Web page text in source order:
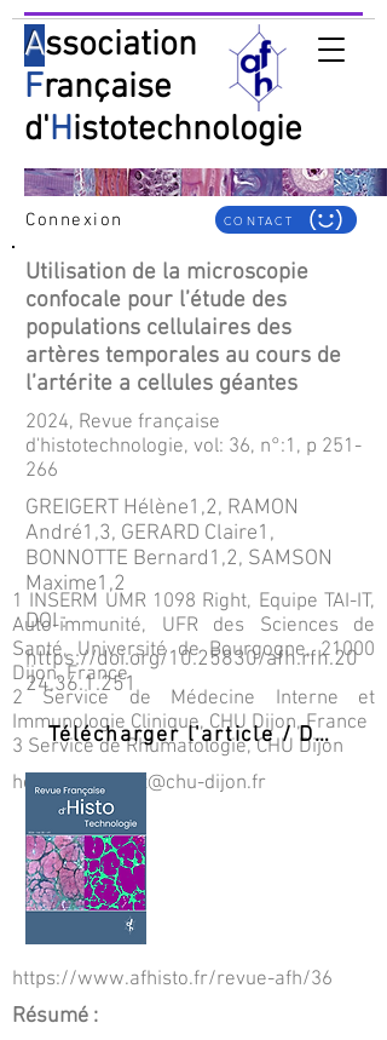
Association
Française
d'Histotechnologie
Connexion CONTACT
1 INSERM UMR 1098 Right, Equipe TAI-IT,
Auto-immunité, UFR des Sciences de
Santé, Université de Bourgogne, 21000
Dijon, France
2 Service de Médecine Interne et
Immunologie Clinique, CHU Dijon, France
3 Service de Rhumatologie, CHU Dijon
helene.greigert@chu-dijon.fr
Utilisation de la microscopie
confocale pour l’étude des
populations cellulaires des
artères temporales au cours de
l’artérite a cellules géantes
2024, Revue française
d'histotechnologie, vol: 36, n°:1, p 251-
266
GREIGERT Hélène1,2, RAMON
André1,3, GERARD Claire1,
BONNOTTE Bernard1,2, SAMSON
Maxime1,2
DOI :
https://doi.org/10.25830/afh.rfh.20
24.36.1.251
Télécharger l'article / Download PDF
https://www.afhisto.fr/revue-afh/36
Résumé :